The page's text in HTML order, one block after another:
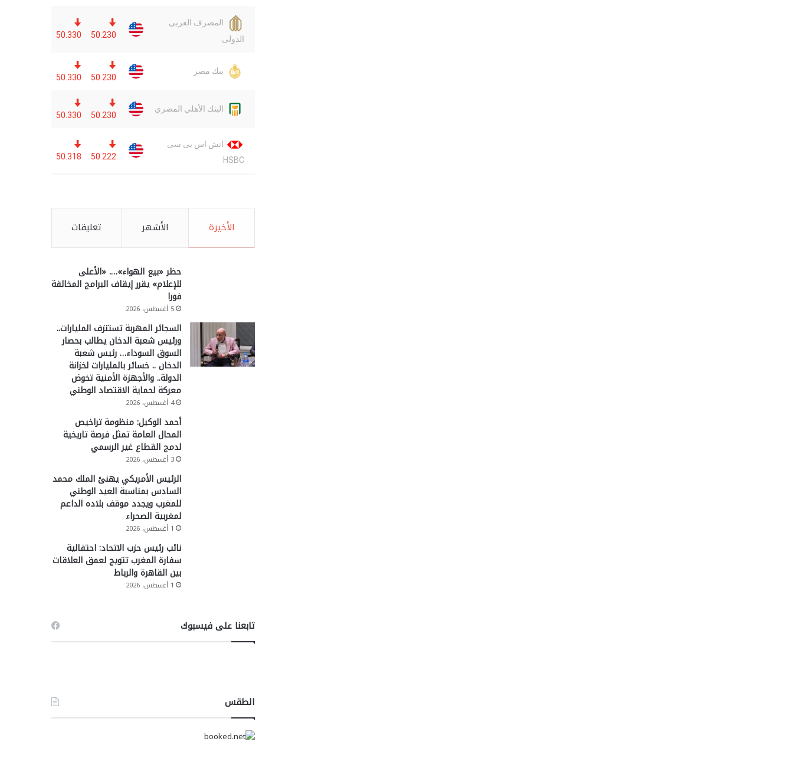
الأخيرة الأشهر تعليقات
حظر «بيع الهواء»…. «الأعلى
للإعلام» يقرر إيقاف البرامج المخالفة
فورا
5 أغسطس، 2026
السجائر المهربة تستنزف المليارات..
ورئيس شعبة الدخان يطالب بحصار
السوق السوداء… رئيس شعبة
الدخان .. خسائر بالمليارات لخزانة
الدولة.. والأجهزة الأمنية تخوض
معركة لحماية الاقتصاد الوطني
4 أغسطس، 2026
أحمد الوكيل: منظومة تراخيص
المحال العامة تمثل فرصة تاريخية
لدمج القطاع غير الرسمي
3 أغسطس، 2026
الرئيس الأمريكي يهنئ الملك محمد
السادس بمناسبة العيد الوطني
للمغرب ويجدد موقف بلاده الداعم
لمغربية الصحراء
1 أغسطس، 2026
نائب رئيس حزب الاتحاد: احتفالية
سفارة المغرب تتويج لعمق العلاقات
بين القاهرة والرباط
1 أغسطس، 2026
تابعنا على فيسبوك
الطقس